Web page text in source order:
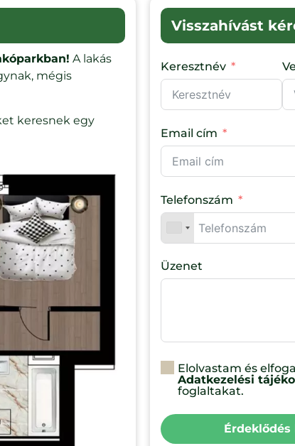
A lakás
mégis
keresnek egy
Visszahívást
Keresztnév
Email cím
Telefonszám
Üzenet
Elolvastam és
Adatkezelési
foglaltakat.
Érdeklődés